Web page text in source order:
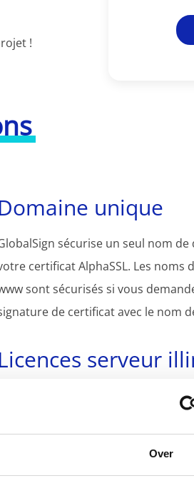
Over
!
Domaine unique
sécurise un seul nom
certificat AlphaSSL. Les noms
sont sécurisés si vous
de certificat avec le nom
Licences serveur
Ce certificat peut être installé sur
serveurs, vous permettant de